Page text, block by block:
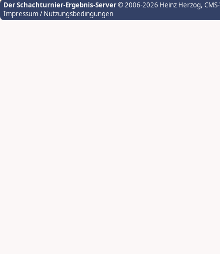
Der Schachturnier-Ergebnis-Server© 2006-2026 Heinz Herzog,
Impressum / Nutzungsbedingungen